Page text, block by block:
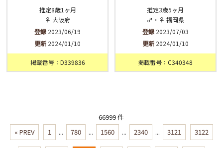
推定8歳1ヶ月
♀ 大阪府
登録 2023/06/19
更新 2024/01/10
掲載番号：D339836
推定3歳5ヶ月
♂・♀ 福岡県
登録2023/07/03
更新2024/01/10
掲載番号：C340348
66999 件
« PREV
1 ... 780 ... 1560 ... 2340 ... 3121 3122